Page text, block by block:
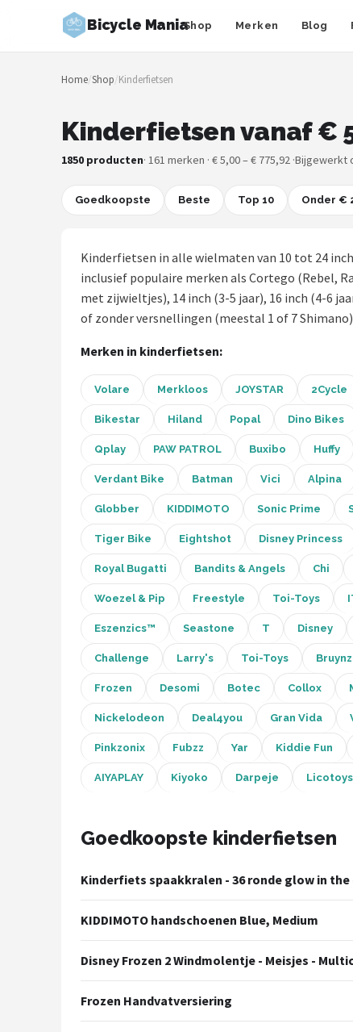
Bicycle ManiaShop Merken Blog
Zoeken
NAVIGATIE
Merken
Kinderfietsen
Stadsfietsen
Elektrische fietsen
Mountainbikes
POPULAIRE MERKEN
New Looxs
BBB Cycling
Alle merken →
Home/Shop/Kinderfietsen
Kinderfietsen vanaf €
1850 producten· 161 merken · € 5,00 – € 775,92 ·Bijgewerkt
Goedkoopste Beste Top 10 Onder €
Kinderfietsen in alle wielmaten van 10 tot 24
inclusief populaire merken als Cortego (Rebel,
met zijwieltjes), 14 inch (3-5 jaar), 16 inch (4-6
of zonder versnellingen (meestal 1 of 7
Merken in kinderfietsen:
Volare Merkloos JOYSTAR 2Cycle
Bikestar Hiland Popal Dino Bikes
Qplay PAW PATROL Buxibo Huffy
Verdant Bike Batman Vici Alpina
Globber KIDDIMOTO Sonic Prime
Tiger Bike Eightshot Disney Princess
Royal Bugatti Bandits & Angels Chi
Woezel & Pip Freestyle Toi-Toys
Eszenzics™ Seastone T Disney
Challenge Larry's Toi-Toys
Frozen Desomi Botec Collox
Nickelodeon Deal4you Gran Vida
Pinkzonix Fubzz Yar Kiddie Fun
AIYAPLAY Kiyoko Darpeje Licotoys
Goedkoopste kinderfietsen
Kinderfiets spaakkralen - 36 ronde glow in
KIDDIMOTO handschoenen Blue, Medium
Disney Frozen 2 Windmolentje - Meisjes -
Frozen Handvatversiering